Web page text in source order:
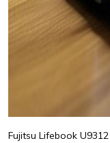
Fujitsu Lifebook U9312